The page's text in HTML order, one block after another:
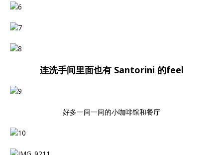
连洗手间里面也有 Santorini 的feel
好多一间一间的小咖啡馆和餐厅